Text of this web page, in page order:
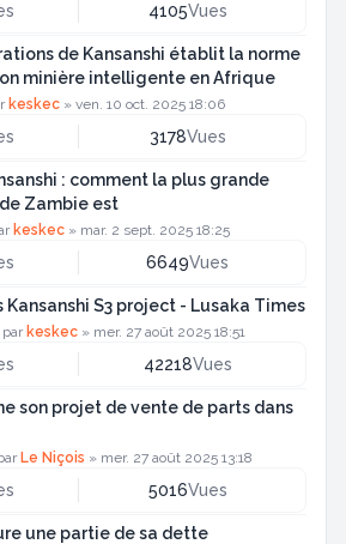
4105Vues
de Kansanshi établit la norme
minière intelligente en Afrique
keskec» ven. 10 oct. 2025 18:06
3178Vues
: comment la plus grande
Zambie est
keskec » mar. 2 sept. 2025 18:25
6649Vues
Kansanshi S3 project - Lusaka Times
par keskec » mer. 27 août 2025 18:51
42218Vues
son projet de vente de parts dans
Le Niçois » mer. 27 août 2025 13:18
5016Vues
une partie de sa dette